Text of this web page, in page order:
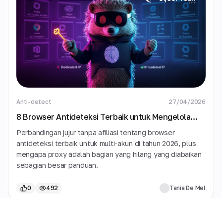
Anti-detect 27/04/2026
8 Browser Antideteksi Terbaik untuk Mengelola
Banyak Akun di Tahun 2026
Perbandingan jujur tanpa afiliasi tentang browser
antideteksi terbaik untuk multi-akun di tahun 2026, plus
mengapa proxy adalah bagian yang hilang yang diabaikan
sebagian besar panduan.
0 492 Tania De Mel